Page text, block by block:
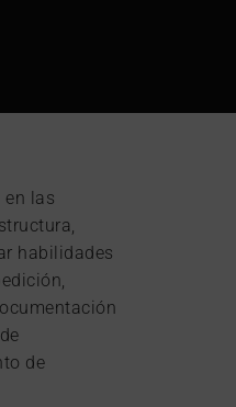
en las
habilidades
de